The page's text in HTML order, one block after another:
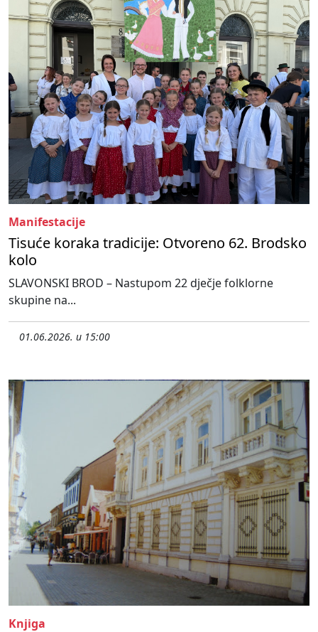
Manifestacije
Tisuće koraka tradicije: Otvoreno 62. Brodsko
kolo
SLAVONSKI BROD – Nastupom 22 dječje folklorne
skupine na...
01.06.2026. u 15:00
Knjiga